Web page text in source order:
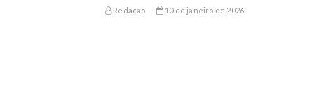
Redação 10 de janeiro de 2026